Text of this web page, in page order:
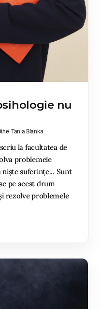
nu
Tania Blanka
la facultatea de
problemele
suferințe... Sunt
pe acest drum
rezolve problemele